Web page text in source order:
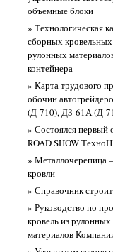
объемные блоки
» Технологическая
сборных
рулонных
контейнера
» Карта трудового
обочин
(Д-710), ДЗ-61А (Д-
» Состоялся
ROAD SHOW
» Металлочерепица
кровли
» Справочник
» Руководство по
кровель из
материалов